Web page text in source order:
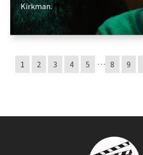
Kirkman.
1 2 3 4 5 … 8 9